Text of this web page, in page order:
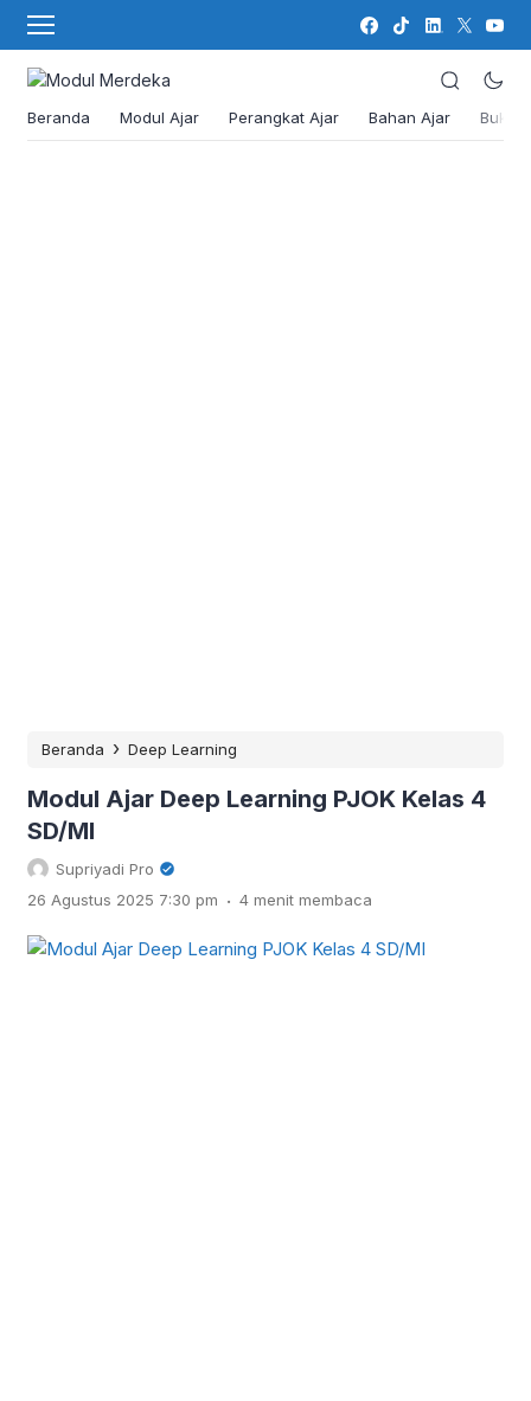
Beranda Modul Ajar Perangkat Ajar Bahan Ajar Buku
Beranda › Deep Learning
Modul Ajar Deep Learning PJOK Kelas 4
SD/MI
Supriyadi Pro
26 Agustus 2025 7:30 pm . 4 menit membaca